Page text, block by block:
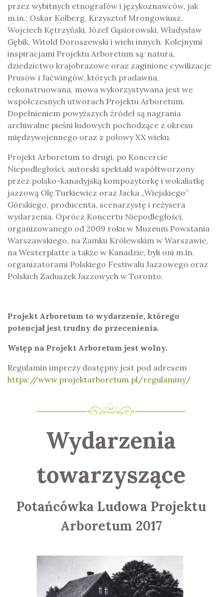
przez wybitnych etnografów i językoznawców, jak
m.in.: Oskar Kolberg, Krzysztof Mrongowiusz,
Wojciech Kętrzyński, Józef Gąsiorowski, Władysław
Gębik, Witold Doroszewski i wielu innych. Kolejnymi
inspiracjami Projektu Arboretum są: natura,
dziedzictwo krajobrazowe oraz zaginione cywilizacje
Prusów i Jaćwingów, których pradawna,
rekonstruowana, mowa wykorzystywana jest we
współczesnych utworach Projektu Arboretum.
Dopełnieniem powyższych źródeł są nagrania
archiwalne pieśni ludowych pochodzące z okresu
międzywojennego oraz z połowy XX wieku.
Projekt Arboretum to drugi, po Koncercie
Niepodległości, autorski spektakl współtworzony
przez polsko-kanadyjską kompozytorkę i wokalistkę
jazzową Olę Turkiewicz oraz Jacka „Wiejskiego”
Górskiego, producenta, scenarzystę i reżysera
wydarzenia. Oprócz Koncertu Niepodległości,
organizowanego od 2009 roku w Muzeum Powstania
Warszawskiego, na Zamku Królewskim w Warszawie,
na Westerplatte a także w Kanadzie, byli oni m.in.
organizatorami Polskiego Festiwalu Jazzowego oraz
Polskich Zaduszek Jazzowych w Toronto.
Projekt Arboretum to wydarzenie, którego
potencjał jest trudny do przecenienia.
Wstęp na Projekt Arboretum jest wolny.
Regulamin imprezy dostępny jest pod adresem
https://www.projektarboretum.pl/regulaminy/
Wydarzenia
towarzyszące
Potańcówka Ludowa Projektu
Arboretum 2017